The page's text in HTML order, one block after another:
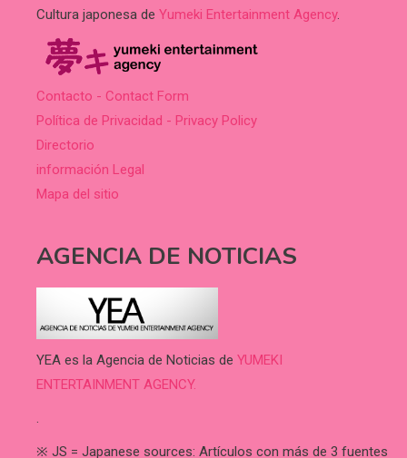
Cultura japonesa de Yumeki Entertainment Agency.
Contacto - Contact Form
Política de Privacidad - Privacy Policy
Directorio
información Legal
Mapa del sitio
AGENCIA DE NOTICIAS
YEA es la Agencia de Noticias de YUMEKI
ENTERTAINMENT AGENCY.
.
※ JS = Japanese sources: Artículos con más de 3 fuentes